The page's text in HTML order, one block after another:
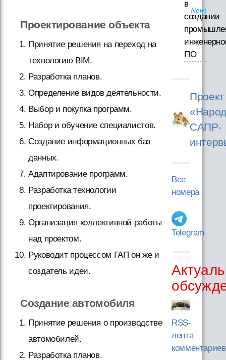
Проектирование объекта
Принятие решения на переход на
технологию BIМ.
Разработка планов.
Определение видов деятельности.
Выбор и покупка программ.
Набор и обучение специалистов.
Создание информационных баз
данных.
Адаптирование программ.
Разработка технологии
проектирования.
Организация коллективной работы
над проектом.
Руководит процессом ГАП он же и
создатель идеи.
Создание автомобиля
Принятие решения о производстве
автомобилей.
Разработка планов.
в
создании
ПО
Проект
САПР-
Все
номера
Telegram
RSS-
лента
комментариев